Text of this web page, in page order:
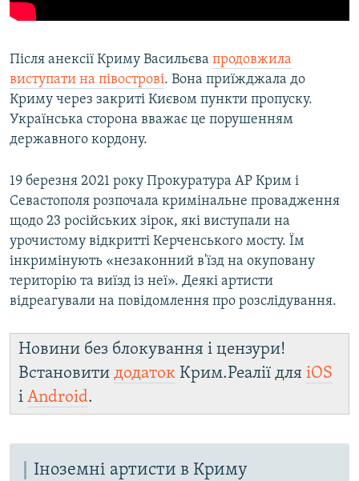
Після анексії Криму Васильєва продовжила
виступати на півострові. Вона приїжджала до
Криму через закриті Києвом пункти пропуску.
Українська сторона вважає це порушенням
державного кордону.
19 березня 2021 року Прокуратура АР Крим і
Севастополя розпочала кримінальне провадження
щодо 23 російських зірок, які виступали на
урочистому відкритті Керченського мосту. Їм
інкримінують «незаконний в'їзд на окуповану
територію та виїзд із неї». Деякі артисти
відреагували на повідомлення про розслідування.
Новини без блокування і цензури!
Встановити додаток Крим.Реалії для iOS
і Android.
Іноземні артисти в Криму